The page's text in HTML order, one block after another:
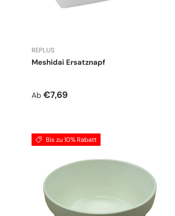
REPLUS
Meshidai Ersatznapf
Normaler Preis
Ab €7,69
Bis zu 10% Rabatt